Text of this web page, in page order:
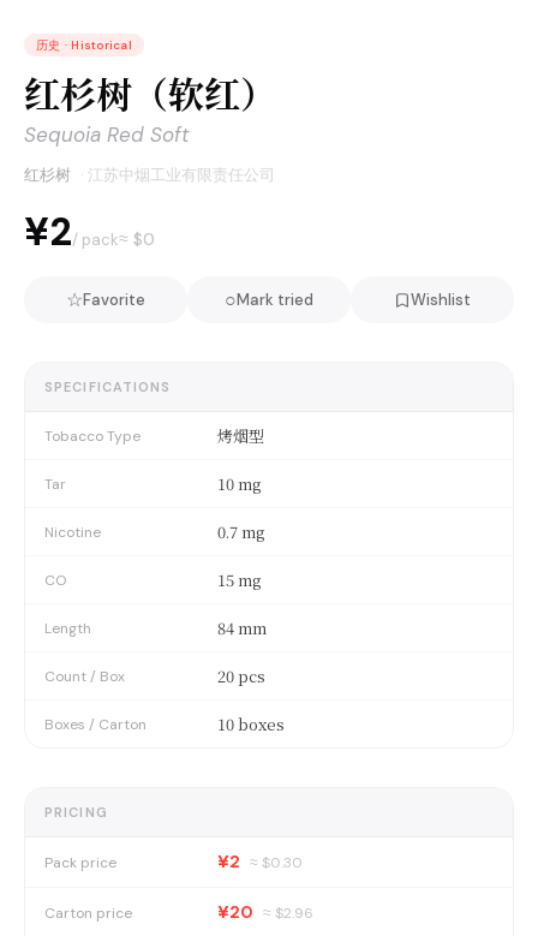
历史 · Historical
红杉树（软红）
Sequoia Red Soft
红杉树 · 江苏中烟工业有限责任公司
¥2/ pack≈ $0
☆Favorite ○Mark tried Wishlist
SPECIFICATIONS
Tobacco Type 烤烟型
Tar 10 mg
Nicotine 0.7 mg
CO 15 mg
Length 84 mm
Count / Box 20 pcs
Boxes / Carton 10 boxes
PRICING
Pack price ¥2 ≈ $0.30
Carton price ¥20 ≈ $2.96